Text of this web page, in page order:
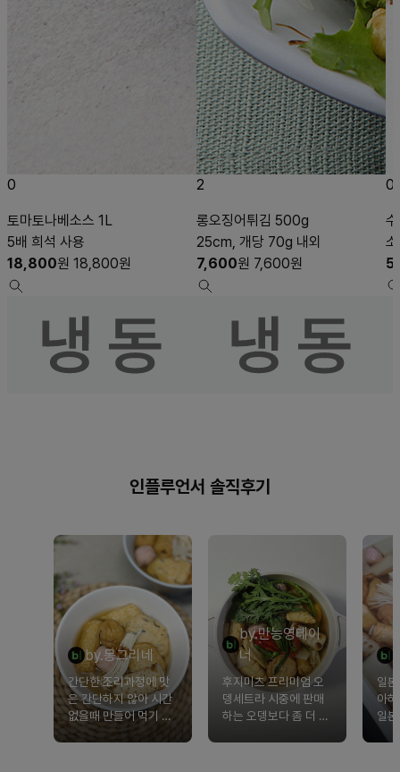
0
토마토나베소스 1L
5배 희석 사용
18,800원 18,800원
2
롱오징어튀김 500g
25cm, 개당 70g 내외
7,600원 7,600원
0
인플루언서 솔직후기
by.몽그리네
간단한 조리과정에 맛
은 간단하지 않아 시간
없을때 만들어 먹기 너
무 좋은 제품입니다.
by.만능영테이
너
후지미츠 프리미엄 오
뎅세트라 시중에 판매
하는 오뎅보다 좀 더 특
일
아
일
봤